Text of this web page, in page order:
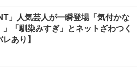
」人気芸人が一瞬登場「気付かな
「馴染みすぎ」とネットざわつく
レあり】